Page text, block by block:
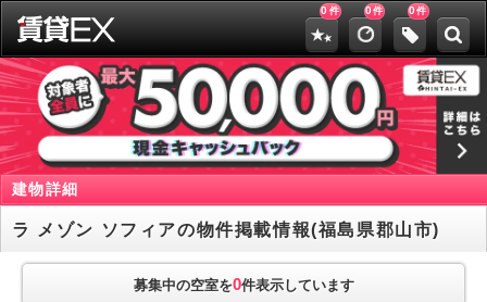
0 件 0件 0件
建物詳細
ラ メゾン ソフィアの物件掲載情報(福島県郡山市)
募集中の空室を0件表示しています